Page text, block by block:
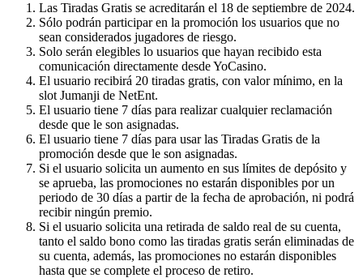
Las Tiradas Gratis se acreditarán el 18 de septiembre de 2024.
Sólo podrán participar en la promoción los usuarios que no
sean considerados jugadores de riesgo.
Solo serán elegibles lo usuarios que hayan recibido esta
comunicación directamente desde YoCasino.
El usuario recibirá 20 tiradas gratis, con valor mínimo, en la
slot Jumanji de NetEnt.
El usuario tiene 7 días para realizar cualquier reclamación
desde que le son asignadas.
El usuario tiene 7 días para usar las Tiradas Gratis de la
promoción desde que le son asignadas.
Si el usuario solicita un aumento en sus límites de depósito y
se aprueba, las promociones no estarán disponibles por un
periodo de 30 días a partir de la fecha de aprobación, ni podrá
recibir ningún premio.
Si el usuario solicita una retirada de saldo real de su cuenta,
tanto el saldo bono como las tiradas gratis serán eliminadas de
su cuenta, además, las promociones no estarán disponibles
hasta que se complete el proceso de retiro.